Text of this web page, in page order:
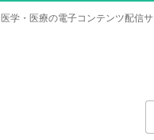
医学・医療の電子コンテンツ配信